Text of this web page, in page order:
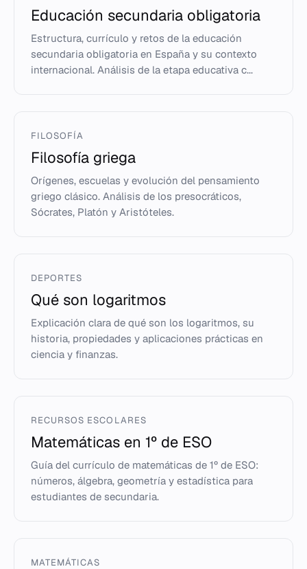
Educación secundaria obligatoria
Estructura, currículo y retos de la educación
secundaria obligatoria en España y su contexto
internacional. Análisis de la etapa educativa c...
FILOSOFÍA
Filosofía griega
Orígenes, escuelas y evolución del pensamiento
griego clásico. Análisis de los presocráticos,
Sócrates, Platón y Aristóteles.
DEPORTES
Qué son logaritmos
Explicación clara de qué son los logaritmos, su
historia, propiedades y aplicaciones prácticas en
ciencia y finanzas.
RECURSOS ESCOLARES
Matemáticas en 1º de ESO
Guía del currículo de matemáticas de 1º de ESO:
números, álgebra, geometría y estadística para
estudiantes de secundaria.
MATEMÁTICAS